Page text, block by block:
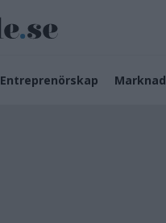
Entreprenörskap Marknad